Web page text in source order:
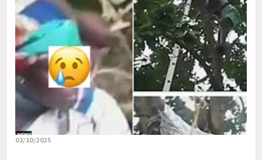
02/10/2025